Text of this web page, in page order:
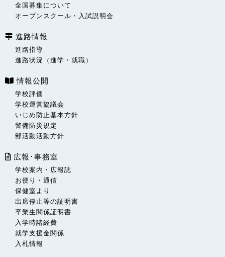
全国募集について
オープンスクール・入試説明会
進路情報
進路指導
進路状況（進学・就職）
情報公開
学校評価
学校運営協議会
いじめ防止基本方針
警備防災規定
部活動活動方針
広報･事務室
学校案内・広報誌
お便り・通信
保健室より
出席停止等の証明書
卒業生関係証明書
入学時諸経費
就学支援金関係
入札情報